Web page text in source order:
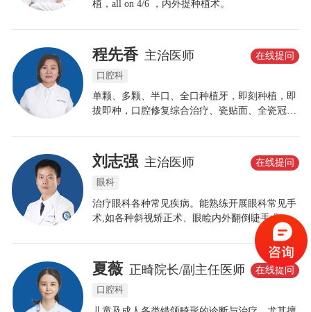
植，all on 4/6 ，内外提种植术。
程先香 主治医师
口腔科
单颗、多颗、半口、全口种植牙，即刻种植，即
拔即种，口腔修复综合治疗、瓷贴面、全瓷冠等
在线提问
刘志强 主治医师
眼科
治疗眼科各种常见疾病。能熟练开展眼科常见手
术,如各种斜视矫正术、眼睑内外翻倒睫手术、翼
状胬肉手术、结膜色素手术、飞秒激光手术、泪
道置管术、眼袋矫正术、睑皮肤松弛矫正术、眼
底视网膜激光术、白内障后囊YAG激光术、青光
眼虹膜YAG激光术、霰粒肿手术、睑结膜松弛矫
正术。
在线提问
夏薇 正畸院长/副主任医师
口腔科
在线提问